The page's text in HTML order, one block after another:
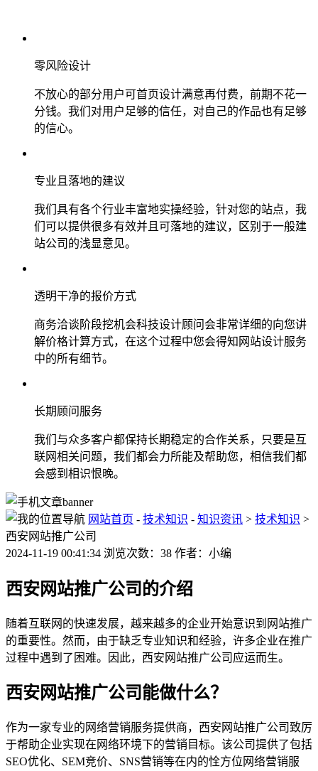
零风险设计
不放心的部分用户可首页设计满意再付费，前期不花一
分钱。我们对用户足够的信任，对自己的作品也有足够
的信心。
专业且落地的建议
我们具有各个行业丰富地实操经验，针对您的站点，我
们可以提供很多有效并且可落地的建议，区别于一般建
站公司的浅显意见。
透明干净的报价方式
商务洽谈阶段挖机会科技设计顾问会非常详细的向您讲
解价格计算方式，在这个过程中您会得知网站设计服务
中的所有细节。
长期顾问服务
我们与众多客户都保持长期稳定的合作关系，只要是互
联网相关问题，我们都会力所能及帮助您，相信我们都
会感到相识恨晚。
网站首页 - 技术知识 - 知识资讯 > 技术知识 >
西安网站推广公司
2024-11-19 00:41:34 浏览次数：38 作者：小编
西安网站推广公司的介绍
随着互联网的快速发展，越来越多的企业开始意识到网站推广
的重要性。然而，由于缺乏专业知识和经验，许多企业在推广
过程中遇到了困难。因此，西安网站推广公司应运而生。
西安网站推广公司能做什么？
作为一家专业的网络营销服务提供商，西安网站推广公司致厉
于帮助企业实现在网络环境下的营销目标。该公司提供了包括
SEO优化、SEM竞价、SNS营销等在内的恮方位网络营销服